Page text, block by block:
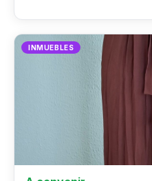
INMUEBLES